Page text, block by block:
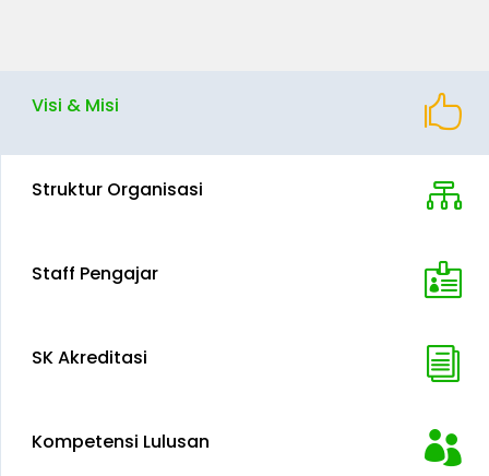

Visi & Misi

Struktur Organisasi

Staff Pengajar
i
SK Akreditasi

Kompetensi Lulusan